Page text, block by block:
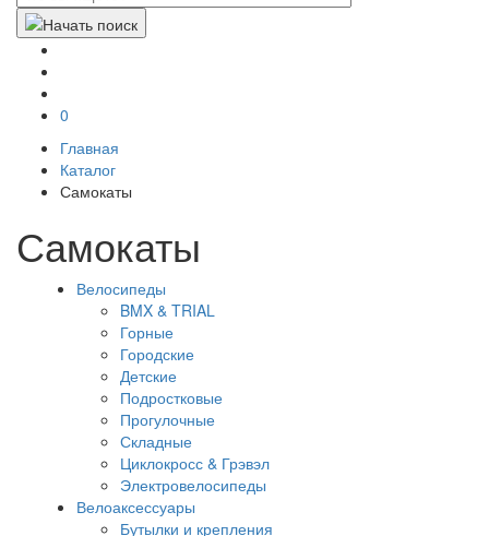
0
Главная
Каталог
Самокаты
Самокаты
Велосипеды
BMX & TRIAL
Горные
Городские
Детские
Подростковые
Прогулочные
Складные
Циклокросс & Грэвэл
Электровелосипеды
Велоаксессуары
Бутылки и крепления